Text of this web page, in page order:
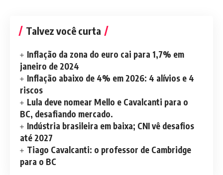
Talvez você curta
Inflação da zona do euro cai para 1,7% em
janeiro de 2024
Inflação abaixo de 4% em 2026: 4 alívios e 4
riscos
Lula deve nomear Mello e Cavalcanti para o
BC, desafiando mercado.
Indústria brasileira em baixa; CNI vê desafios
até 2027
Tiago Cavalcanti: o professor de Cambridge
para o BC